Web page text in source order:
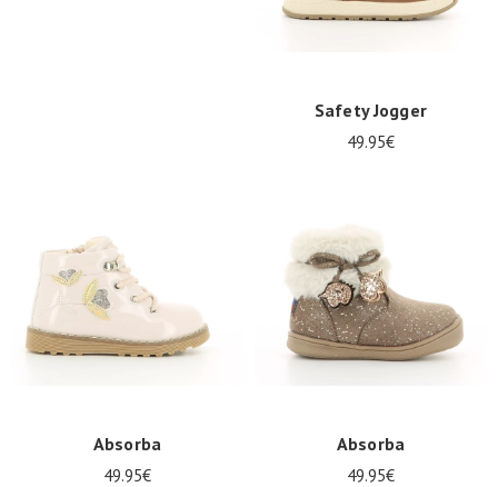
Safety Jogger
49.95€
Absorba
49.95€
Absorba
49.95€